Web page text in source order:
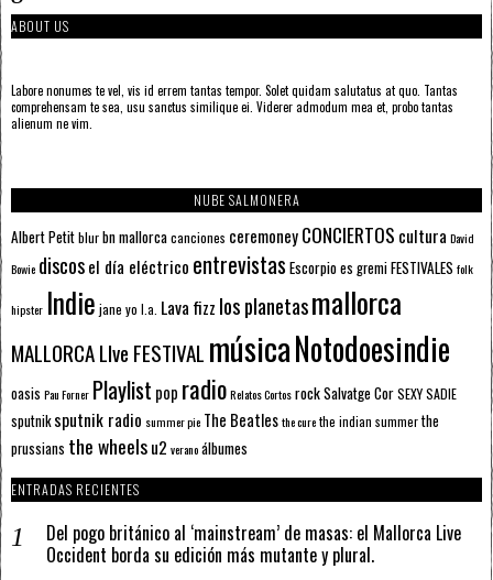
ABOUT US
Labore nonumes te vel, vis id errem tantas tempor. Solet quidam salutatus at quo. Tantas
comprehensam te sea, usu sanctus similique ei. Viderer admodum mea et, probo tantas
alienum ne vim.
NUBE SALMONERA
Albert Petitblurbn mallorcacanciones ceremoneyCONCIERTOS cultura David
Bowie discosel día eléctrico entrevistas Escorpioes gremiFESTIVALES folk
hipster Indie jane yo l.a. Lava fizz los planetasmallorca
MALLORCA LIve FESTIVAL músicaNotodoesindie
oasis Pau Forner Playlist pop radioRelatos CortosrockSalvatge CorSEXY SADIE
sputnik sputnik radio summer pie The Beatlesthe curethe indian summerthe
prussians the wheelsu2 veranoálbumes
ENTRADAS RECIENTES
Del pogo británico al ‘mainstream’ de masas: el Mallorca Live
Occident borda su edición más mutante y plural.